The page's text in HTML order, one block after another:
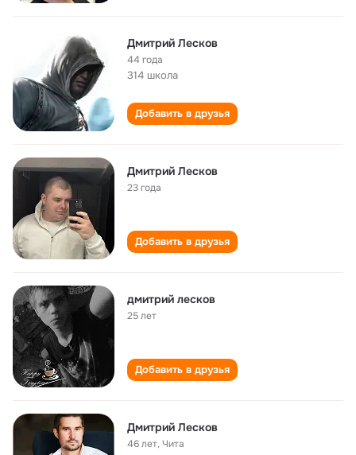
Дмитрий Лесков
44 года
314 школа
Добавить в друзья
Дмитрий Лесков
23 года
Добавить в друзья
дмитрий лесков
25 лет
Добавить в друзья
Дмитрий Лесков
46 лет,Чита